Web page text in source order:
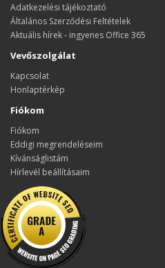
Adatkezelési tájékoztató
Általános Szerződési Feltételek
Aktuális hírek - ingyenes Office 365
Vevőszolgálat
Kapcsolat
Honlaptérkép
Fiókom
Fiókom
Eddigi megrendeléseim
Kívánságlistám
Hírlevél beállításaim